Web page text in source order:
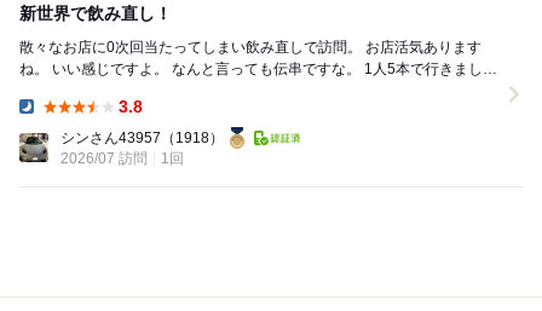
新世界で飲み直し！
散々なお店に0次回当たってしまい飲み直しで訪問。 お店活気あります
ね。 いい感じですよ。 なんと言っても伝串ですな。 1人5本で行きました
3.8
シンさん43957 （1918）
2026/07 訪問
1回